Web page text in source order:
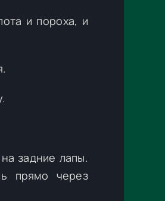
и пороха, и
задние лапы.
прямо через